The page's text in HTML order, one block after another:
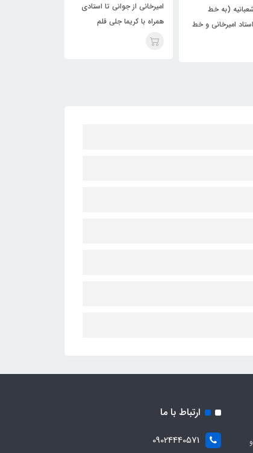
از جوانی تا استادی
کریما جلی قلم
کتاب آداب الخط امیرخانی
ارتباط با ما
09024440571